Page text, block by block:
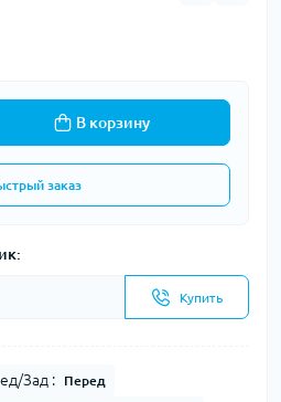
В корзину
заказ
Купить
Зад : Перед